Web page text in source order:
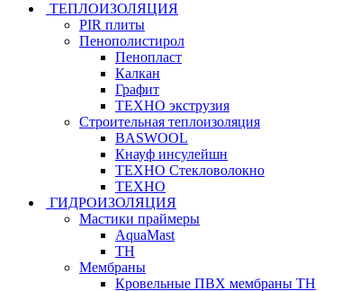
ТЕПЛОИЗОЛЯЦИЯ
PIR плиты
Пенополистирол
Пенопласт
Калкан
Графит
ТЕХНО экструзия
Строительная теплоизоляция
BASWOOL
Кнауф инсулейшн
ТЕХНО Стекловолокно
ТЕХНО
ГИДРОИЗОЛЯЦИЯ
Мастики праймеры
AquaMast
ТН
Мембраны
Кровельные ПВХ мембраны ТН